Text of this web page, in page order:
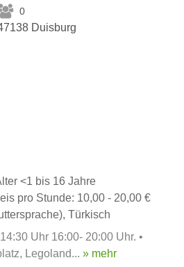
0
Duisburg
<1 bis 16 Jahre
pro Stunde: 10,00 - 20,00 €
Türkisch
Uhr 16:00- 20:00 Uhr. •
Legoland... » mehr